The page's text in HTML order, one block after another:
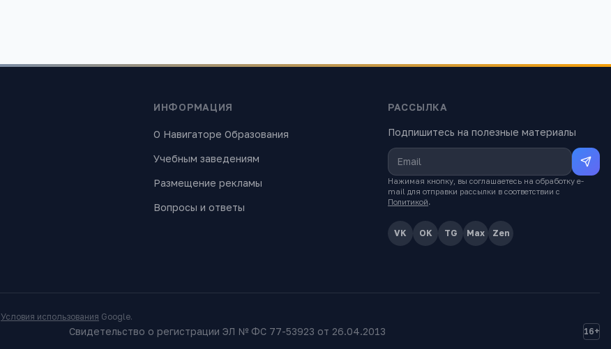
ИНФОРМАЦИЯ
О Навигаторе Образования
Учебным заведениям
Размещение рекламы
Вопросы и ответы
РАССЫЛКА
Подпишитесь на полезные материалы
Нажимая кнопку, вы соглашаетесь на обработку e-
mail для отправки рассылки в соответствии с
Политикой.
VK OK TG Max Zen
Условия использования Google.
Свидетельство о регистрации ЭЛ № ФС 77-53923 от 26.04.2013 16+